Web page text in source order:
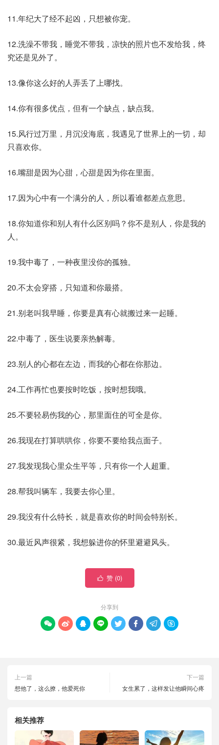
11.年纪大了经不起凶，只想被你宠。
12.洗澡不带我，睡觉不带我，凉快的照片也不发给我，终
究还是见外了。
13.像你这么好的人弄丢了上哪找。
14.你有很多优点，但有一个缺点，缺点我。
15.风行过万里，月沉没海底，我遇见了世界上的一切，却
只喜欢你。
16.嘴甜是因为心甜，心甜是因为你在里面。
17.因为心中有一个满分的人，所以看谁都差点意思。
18.你知道你和别人有什么区别吗？你不是别人，你是我的
人。
19.我中毒了，一种夜里没你的孤独。
20.不太会穿搭，只知道和你最搭。
21.别老叫我早睡，你要是真有心就搬过来一起睡。
22.中毒了，医生说要亲热解毒。
23.别人的心都在左边，而我的心都在你那边。
24.工作再忙也要按时吃饭，按时想我哦。
25.不要轻易伤我的心，那里面住的可全是你。
26.我现在打算哄哄你，你要不要给我点面子。
27.我发现我心里众生平等，只有你一个人超重。
28.帮我叫辆车，我要去你心里。
29.我没有什么特长，就是喜欢你的时间会特别长。
30.最近风声很紧，我想躲进你的怀里避避风头。
 赞 (0)
分享到
       
上一篇
想他了，这么撩，他爱死你
下一篇
女生累了，这样发让他瞬间心疼
相关推荐